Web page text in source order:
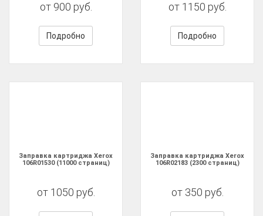
от 900 руб.
Подробно
от 1150 руб.
Подробно
Заправка картриджа Xerox
106R01530 (11000 страниц)
от 1050 руб.
Заправка картриджа Xerox
106R02183 (2300 страниц)
от 350 руб.